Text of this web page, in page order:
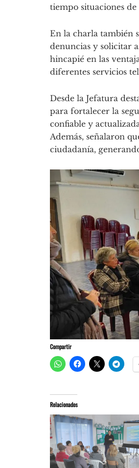
tiempo situaciones
En la charla también
denuncias y solicitar
hincapié en las
diferentes servicios
Desde la Jefatura
para fortalecer la
confiable y
Además, señalaron
ciudadanía,
Compartir
Relacionados